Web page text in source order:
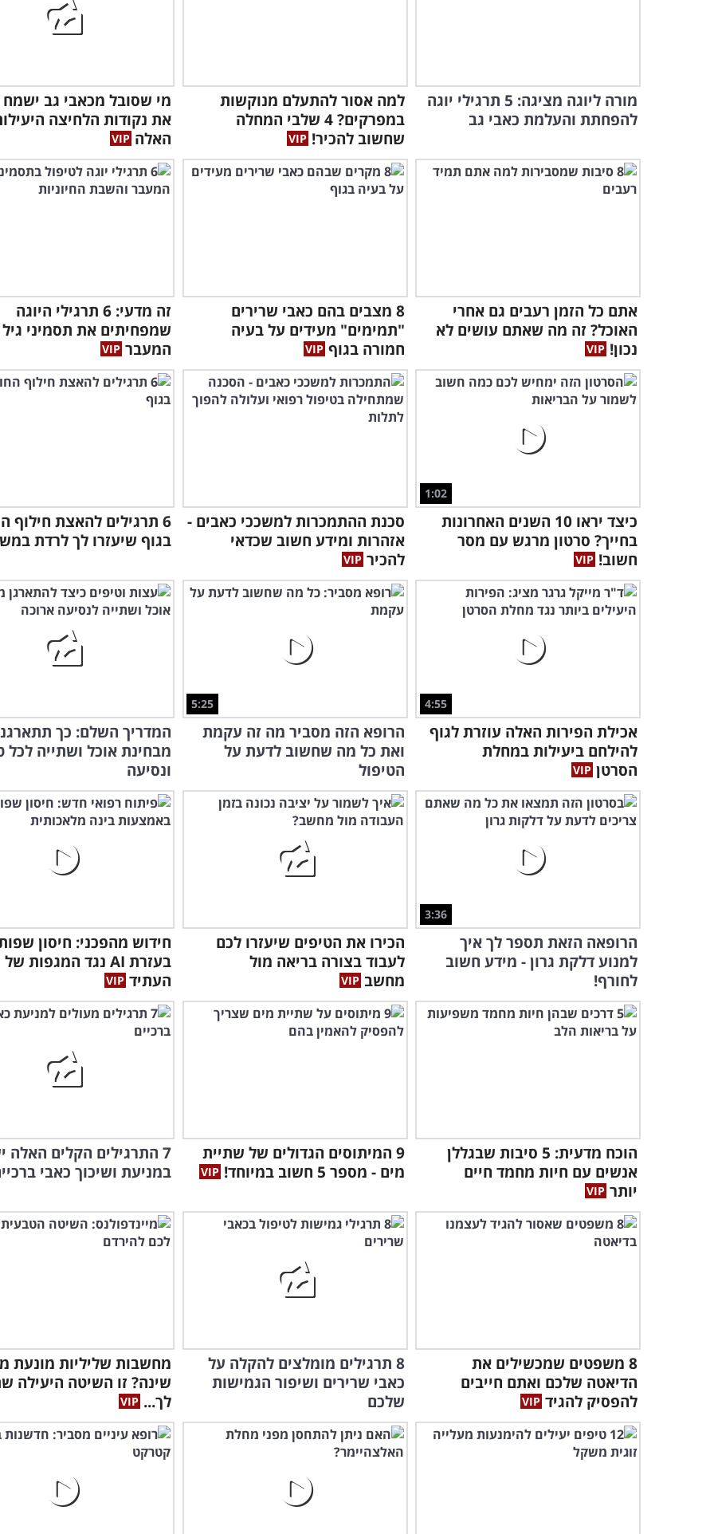
מורה ליוגה מציגה: 5 תרגילי יוגה
להפחתת והעלמת כאבי גב
למה אסור להתעלם מנוקשות
במפרקים? 4 שלבי המחלה
שחשוב להכיר!
מי שסובל מכאבי גב ישמח
את נקודות הלחיצה
האלה
אתם כל הזמן רעבים גם אחרי
האוכל? זה מה שאתם עושים לא
נכון!
8 מצבים בהם כאבי שרירים
"תמימים" מעידים על בעיה
חמורה בגוף
זה מדעי: 6 תרגילי היוגה
שמפחיתים את תסמיני גיל
המעבר
1:02
כיצד יראו 10 השנים האחרונות
בחייך? סרטון מרגש עם מסר
חשוב!
סכנת ההתמכרות למשככי כאבים -
אזהרות ומידע חשוב שכדאי
להכיר
6 תרגילים להאצת חילוף
בגוף שיעזרו לך לרדת
4:55
אכילת הפירות האלה עוזרת לגוף
להילחם ביעילות במחלת
הסרטן
5:25
הרופא הזה מסביר מה זה עקמת
ואת כל מה שחשוב לדעת על
הטיפול
המדריך השלם: כך
מבחינת אוכל ושתייה לכל
ונסיעה
3:36
הרופאה הזאת תספר לך איך
למנוע דלקת גרון - מידע חשוב
לחורף!
הכירו את הטיפים שיעזרו לכם
לעבוד בצורה בריאה מול
מחשב
חידוש מהפכני: חיסון
בעזרת AI נגד המגפות של
העתיד
הוכח מדעית: 5 סיבות שבגללן
אנשים עם חיות מחמד חיים
יותר
9 המיתוסים הגדולים של שתיית
מים - מספר 5 חשוב במיוחד!
7 התרגילים הקלים האלה
במניעת ושיכוך כאבי
8 משפטים שמכשילים את
הדיאטה שלכם ואתם חייבים
להפסיק להגיד
8 תרגילים מומלצים להקלה על
כאבי שרירים ושיפור הגמישות
שלכם
מחשבות שליליות מונעת
שינה? זו השיטה היעילה
לך...